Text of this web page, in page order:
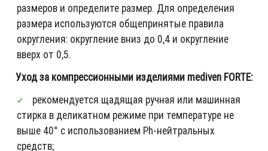
размеров и определите размер. Для определения
размера используются общепринятые правила
округления: округление вниз до 0,4 и округление
вверх от 0,5.
Уход за компрессионными изделиями mediven FORTE:
рекомендуется щадящая ручная или машинная
стирка в деликатном режиме при температуре не
выше 40° с использованием Ph-нейтральных
средств;